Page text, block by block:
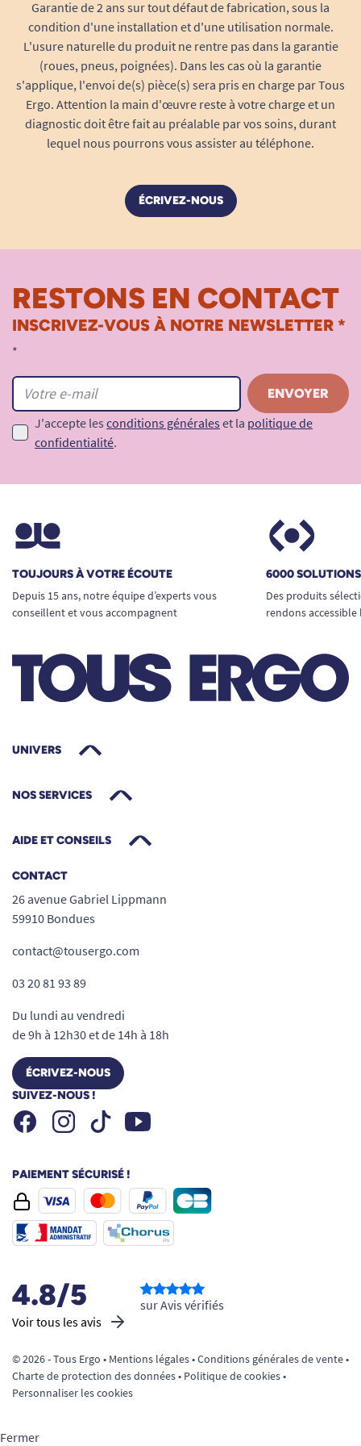
Garantie de 2 ans sur tout défaut de fabrication, sous la
condition d'une installation et d'une utilisation normale.
L'usure naturelle du produit ne rentre pas dans la garantie
(roues, pneus, poignées). Dans les cas où la garantie
s'applique, l'envoi de(s) pièce(s) sera pris en charge par Tous
Ergo. Attention la main d'œuvre reste à votre charge et un
diagnostic doit être fait au préalable par vos soins, durant
lequel nous pourrons vous assister au téléphone.
ÉCRIVEZ-NOUS
RESTONS EN CONTACT
INSCRIVEZ-VOUS À NOTRE NEWSLETTER *
*
J'accepte les conditions générales et la politique de
confidentialité.
TOUJOURS À VOTRE ÉCOUTE
Depuis 15 ans, notre équipe d’experts vous
conseillent et vous accompagnent
6000
Des produits
rendons
UNIVERS
NOS SERVICES
AIDE ET CONSEILS
CONTACT
26 avenue Gabriel Lippmann
59910 Bondues
contact@tousergo.com
03 20 81 93 89
Du lundi au vendredi
de 9h à 12h30 et de 14h à 18h
ÉCRIVEZ-NOUS
SUIVEZ-NOUS !
FacebookInstagramTiktok Youtube
PAIEMENT SÉCURISÉ !
4.8/5
Voir tous les avis
sur Avis vérifiés
© 2026 - Tous Ergo • Mentions légales•Conditions générales de vente•
Charte de protection des données• Politique de cookies•
Personnaliser les cookies
Fermer